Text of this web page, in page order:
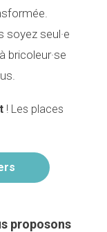
soyez seul·e
bricoleur·se
! Les places
proposons